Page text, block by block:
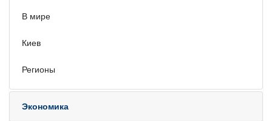
В мире
Киев
Регионы
Экономика